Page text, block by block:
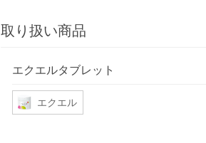
取り扱い商品
エクエルタブレット
エクエル